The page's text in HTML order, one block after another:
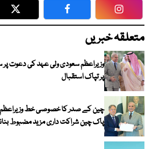
Twitter Facebook
متعلقہ خبریں
وزیراعظم سعودی ولی عہد کی دعوت
پر تپاک استقبال
چین کے صدر کا خصوصی خط وزیراعظم
پاک چین شراکت داری مزید مضبوط